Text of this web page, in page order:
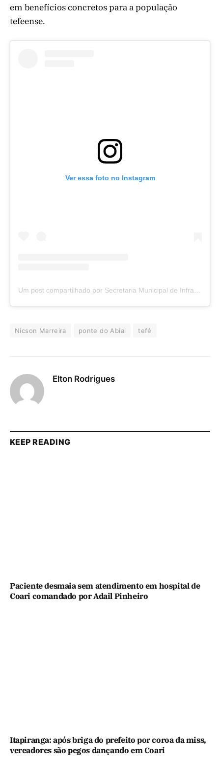
em benefícios concretos para a população
tefeense.
Ver essa foto no Instagram
Nicson Marreira ponte do Abial tefé
Elton Rodrigues
KEEP READING
Paciente desmaia sem atendimento em hospital de
Coari comandado por Adail Pinheiro
Itapiranga: após briga do prefeito por coroa da miss,
vereadores são pegos dançando em Coari